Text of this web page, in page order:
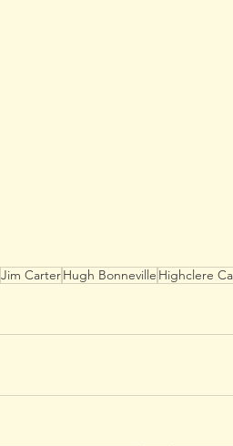
Jim CarterHugh Bonneville Highclere